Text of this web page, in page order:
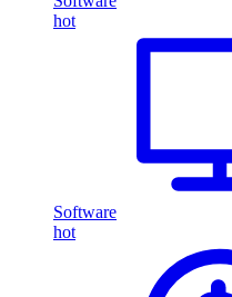
hot
Software
hot